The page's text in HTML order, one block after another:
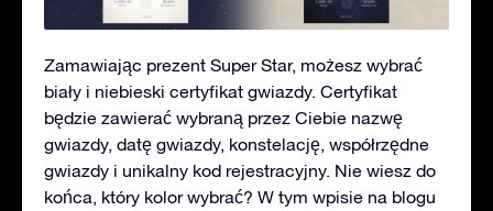
Zamawiając prezent Super Star, możesz wybrać
biały i niebieski certyfikat gwiazdy. Certyfikat
będzie zawierać wybraną przez Ciebie nazwę
gwiazdy, datę gwiazdy, konstelację, współrzędne
gwiazdy i unikalny kod rejestracyjny. Nie wiesz do
końca, który kolor wybrać? W tym wpisie na blogu